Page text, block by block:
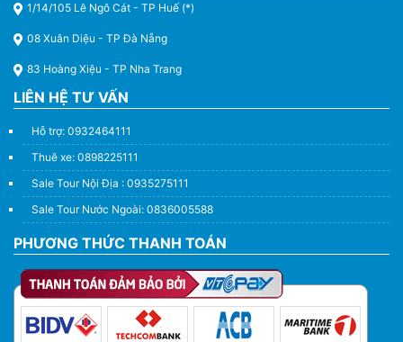
1/14/105 Lê Ngô Cát - TP Huế (*)
08 Xuân Diệu - TP Đà Nẵng
83 Hoàng Xiệu - TP Nha Trang
LIÊN HỆ TƯ VẤN
Hỗ trợ: 0932464111
Thuê xe: 0898225111
Sale Tour Nội Địa : 0935275111
Sale Tour Nước Ngoài: 0836005588
PHƯƠNG THỨC THANH TOÁN